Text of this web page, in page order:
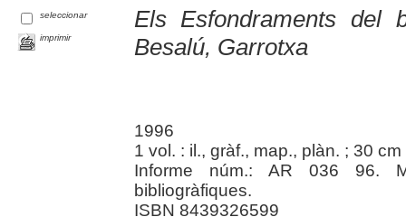
seleccionar
imprimir
Els Esfondraments
Besalú, Garrotxa
1996
1 vol. : il., gràf., map., plàn. ; 30 cm
Informe núm.: AR 036 96.
bibliogràfiques.
ISBN 8439326599